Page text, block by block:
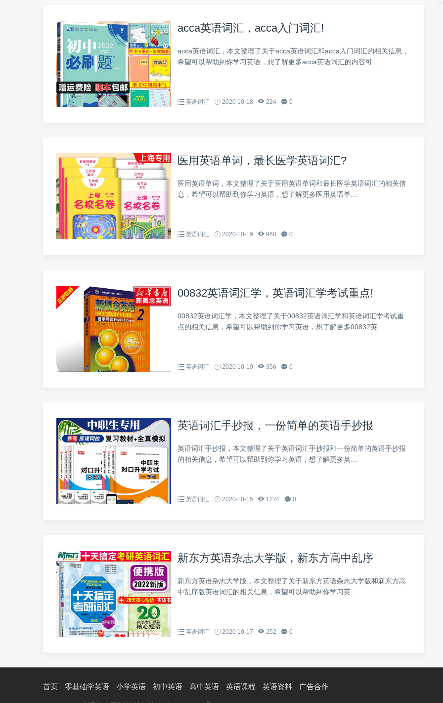
acca英语词汇，acca入门词汇!
acca英语词汇，本文整理了关于acca英语词汇和acca入门词汇的相关信息，
希望可以帮助到你学习英语，想了解更多acca英语词汇的内容可…
英语词汇 2020-10-18 224 0
医用英语单词，最长医学英语词汇?
医用英语单词，本文整理了关于医用英语单词和最长医学英语词汇的相关信
息，希望可以帮助到你学习英语，想了解更多医用英语单…
英语词汇 2020-10-19 960 0
00832英语词汇学，英语词汇学考试重点!
00832英语词汇学，本文整理了关于00832英语词汇学和英语词汇学考试重
点的相关信息，希望可以帮助到你学习英语，想了解更多00832英…
英语词汇 2020-10-19 356 0
英语词汇手抄报，一份简单的英语手抄报
英语词汇手抄报，本文整理了关于英语词汇手抄报和一份简单的英语手抄报
的相关信息，希望可以帮助到你学习英语，想了解更多英…
英语词汇 2020-10-15 1274 0
新东方英语杂志大学版，新东方高中乱序
新东方英语杂志大学版，本文整理了关于新东方英语杂志大学版和新东方高
中乱序版英语词汇的相关信息，希望可以帮助到你学习英…
英语词汇 2020-10-17 252 0
首页 零基础学英语 小学英语 初中英语 高中英语 英语课程 英语资料 广告合作